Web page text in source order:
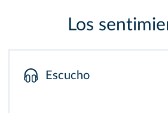
Los
Escucho